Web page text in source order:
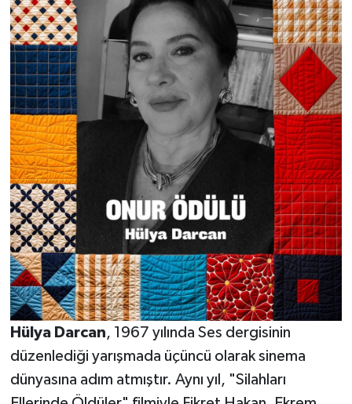
Hülya Darcan, 1967 yılında Ses dergisinin
düzenlediği yarışmada üçüncü olarak sinema
dünyasına adım atmıştır. Aynı yıl, "Silahları